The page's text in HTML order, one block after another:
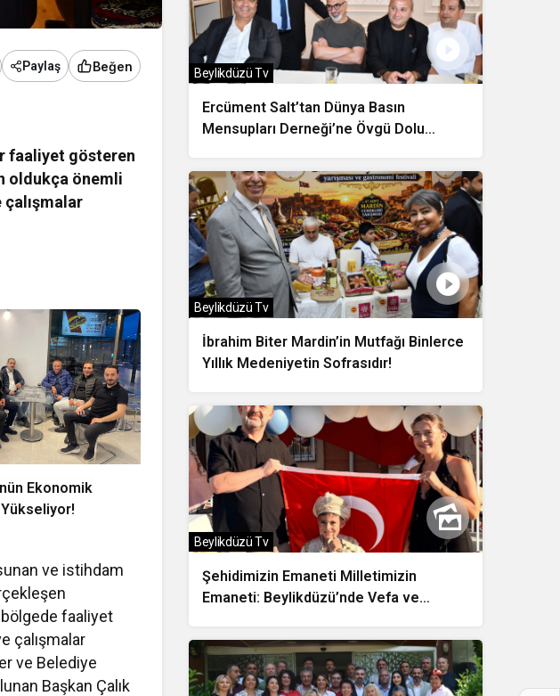
Paylaş Beğen
faaliyet gösteren
oldukça önemli
Ekonomik
ve istihdam
faaliyet
çalışmalar
ve Belediye
Başkan Çalık
Ercüment Salt’tan Dünya Basın
Mensupları Derneği’ne Övgü Dolu
Beylikdüzü Tv
İbrahim Biter Mardin’in Mutfağı Binlerce
Yıllık Medeniyetin Sofrasıdır!
Beylikdüzü Tv
Şehidimizin Emaneti Milletimizin
Emaneti: Beylikdüzü’nde Vefa ve
Beylikdüzü Tv